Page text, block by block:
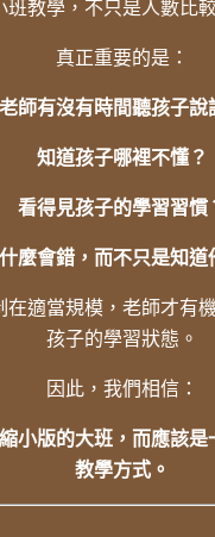
班教學，不只是人數比
真正重要的是：
老師有沒有時間聽孩子說
知道孩子哪裡不懂？
看得見孩子的學習習慣
麼會錯，而不只是知道
在適當規模，老師才有
孩子的學習狀態。
因此，我們相信：
小版的大班，而應該是
教學方式。